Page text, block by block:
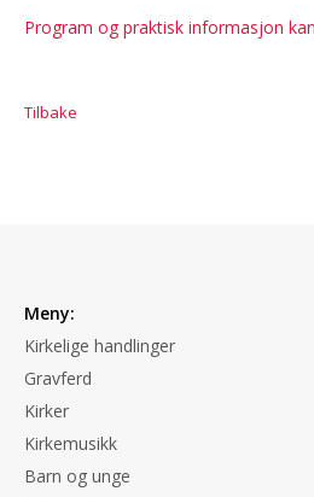
Program og praktisk informasjon
Tilbake
Meny:
Kirkelige handlinger
Gravferd
Kirker
Kirkemusikk
Barn og unge